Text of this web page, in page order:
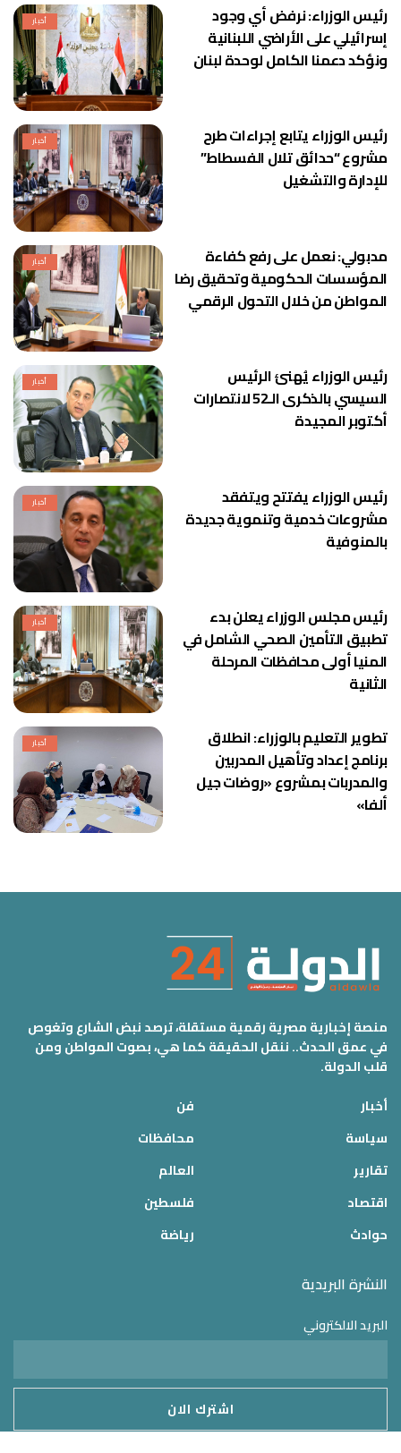
أخبار
رئيس الوزراء: نرفض أي وجود
إسرائيلي على الأراضي اللبنانية
ونؤكد دعمنا الكامل لوحدة لبنان
أخبار
رئيس الوزراء يتابع إجراءات طرح
مشروع “حدائق تلال الفسطاط”
للإدارة والتشغيل
أخبار
مدبولي: نعمل على رفع كفاءة
المؤسسات الحكومية وتحقيق رضا
المواطن من خلال التحول الرقمي
أخبار
رئيس الوزراء يُهنئ الرئيس
السيسي بالذكرى الـ52 لانتصارات
أكتوبر المجيدة
أخبار
رئيس الوزراء يفتتح ويتفقد
مشروعات خدمية وتنموية جديدة
بالمنوفية
أخبار
رئيس مجلس الوزراء يعلن بدء
تطبيق التأمين الصحي الشامل في
المنيا أولى محافظات المرحلة
الثانية
أخبار
تطوير التعليم بالوزراء: انطلاق
برنامج إعداد وتأهيل المدربين
والمدربات بمشروع «روضات جيل
ألفا»
منصة إخبارية مصرية رقمية مستقلة، ترصد نبض الشارع وتغوص
في عمق الحدث.. ننقل الحقيقة كما هي، بصوت المواطن ومن
قلب الدولة.
أخبار
سياسة
تقارير
اقتصاد
حوادث
فن
محافظات
العالم
فلسطين
رياضة
النشرة البريدية
البريد الالكتروني